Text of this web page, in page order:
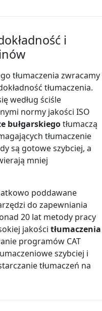
i
tłumaczenia zwracamy
tłumaczenia.
według ściśle
normy jakości ISO
bułgarskiegotłumaczą
tłumaczenie
są gotowe szybciej, a
mniej
poddawane
do zapewniania
20 lat metody pracy
jakości tłumaczenia
programów CAT
szybciej i
tłumaczeń na